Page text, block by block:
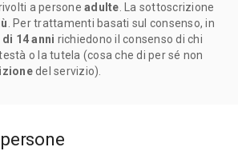
a persone adulte. La sottoscrizione
. Per trattamenti basati sul consenso, in
14 anni richiedono il consenso di chi
o la tutela (cosa che di per sé non
del servizio).